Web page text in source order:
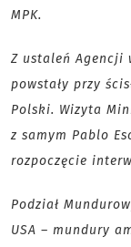
MPK.
Z ustaleń Agencji
powstały przy
Polski. Wizyta
z samym Pablo
rozpoczęcie
Podział
USA – mundury